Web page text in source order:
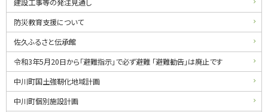
建設工事等の発注見通し
防災教育支援について
佐久ふるさと伝承館
令和3年5月20日から「避難指示」で必ず避難 「避難勧告」は廃止です
中川町国土強靭化地域計画
中川町個別施設計画